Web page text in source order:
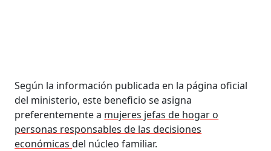
Según la información publicada en la página oficial
del ministerio, este beneficio se asigna
preferentemente a mujeres jefas de hogar o
personas responsables de las decisiones
económicasdel núcleo familiar.